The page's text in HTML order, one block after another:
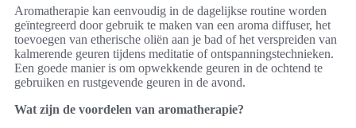
Aromatherapie kan eenvoudig in de dagelijkse routine worden
geïntegreerd door gebruik te maken van een aroma diffuser, het
toevoegen van etherische oliën aan je bad of het verspreiden van
kalmerende geuren tijdens meditatie of ontspanningstechnieken.
Een goede manier is om opwekkende geuren in de ochtend te
gebruiken en rustgevende geuren in de avond.
Wat zijn de voordelen van aromatherapie?